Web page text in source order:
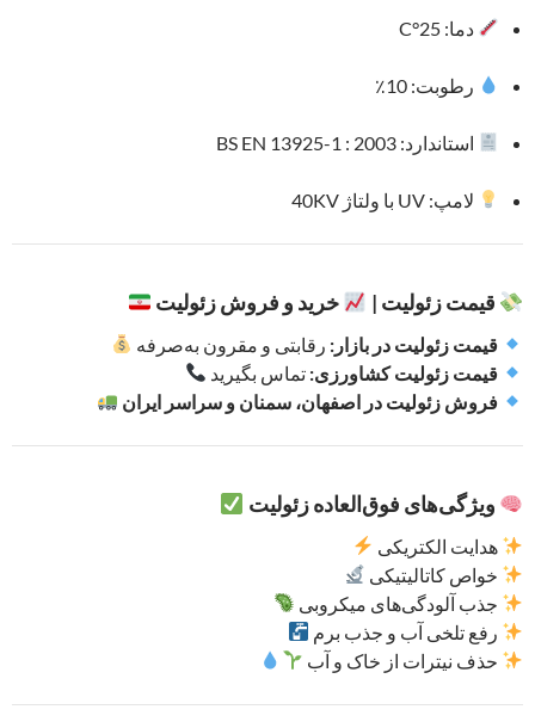
دما: 25°C
رطوبت: 10٪
استاندارد: BS EN 13925-1 : 2003
لامپ: UV با ولتاژ 40KV
قیمت زئولیت | خرید و فروش زئولیت
قیمت زئولیت در بازار: رقابتی و مقرون به‌صرفه
قیمت زئولیت کشاورزی: تماس بگیرید
فروش زئولیت در اصفهان، سمنان و سراسر ایران
ویژگی‌های فوق‌العاده زئولیت
هدایت الکتریکی
خواص کاتالیتیکی
جذب آلودگی‌های میکروبی
رفع تلخی آب و جذب برم
حذف نیترات از خاک و آب